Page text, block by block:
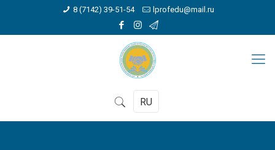
8 (7142) 39-51-54 lprofedu@mail.ru
RU